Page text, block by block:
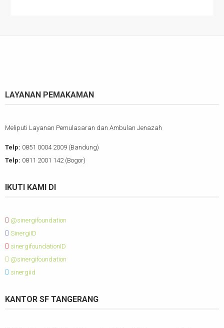
LAYANAN PEMAKAMAN
Meliputi Layanan Pemulasaran dan Ambulan Jenazah
Telp: 0851 0004 2009 (Bandung)
Telp: 0811 2001 142 (Bogor)
IKUTI KAMI DI
@sinergifoundation
SinergiID
sinergifoundationID
@sinergifoundation
sinergiid
KANTOR SF TANGERANG